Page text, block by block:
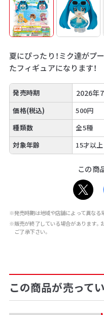
夏にぴったり！ミク達がプ
たフィギュアになります！
発売時期 2026年
価格(税込)
500円
種類数
全5種
対象年齢
15才以上
この商
※発売時期は地域や店舗によって異なる
※販売が終了している場合があります。
ご了承下さい。
この商品が売って